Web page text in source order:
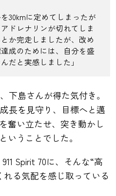
30kmに定めてしまったが
ドレナリンが切れてしま
か完走しましたが、改め
成のためには、自分を盛
だと実感しました」
下島さんが得た気付き。
長を見守り、目標へと邁
奮い立たせ、突き動かし
いうことでした。
Spirit 70に、そんな“高
る気配を感じ取っている